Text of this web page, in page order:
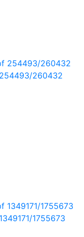
260432
1755673